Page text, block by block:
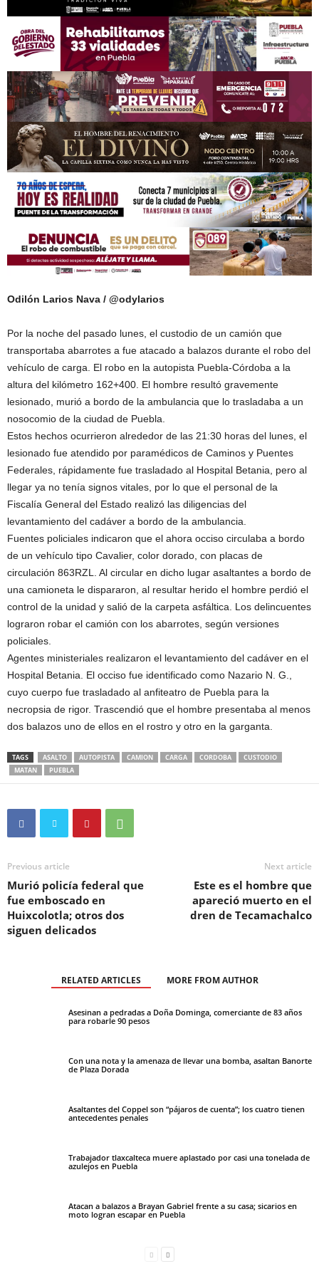
Odilón Larios Nava / @odylarios
Por la noche del pasado lunes, el custodio de un camión que
transportaba abarrotes a fue atacado a balazos durante el robo del
vehículo de carga. El robo en la autopista Puebla-Córdoba a la
altura del kilómetro 162+400. El hombre resultó gravemente
lesionado, murió a bordo de la ambulancia que lo trasladaba a un
nosocomio de la ciudad de Puebla.
Estos hechos ocurrieron alrededor de las 21:30 horas del lunes, el
lesionado fue atendido por paramédicos de Caminos y Puentes
Federales, rápidamente fue trasladado al Hospital Betania, pero al
llegar ya no tenía signos vitales, por lo que el personal de la
Fiscalía General del Estado realizó las diligencias del
levantamiento del cadáver a bordo de la ambulancia.
Fuentes policiales indicaron que el ahora occiso circulaba a bordo
de un vehículo tipo Cavalier, color dorado, con placas de
circulación 863RZL. Al circular en dicho lugar asaltantes a bordo de
una camioneta le dispararon, al resultar herido el hombre perdió el
control de la unidad y salió de la carpeta asfáltica. Los delincuentes
lograron robar el camión con los abarrotes, según versiones
policiales.
Agentes ministeriales realizaron el levantamiento del cadáver en el
Hospital Betania. El occiso fue identificado como Nazario N. G.,
cuyo cuerpo fue trasladado al anfiteatro de Puebla para la
necropsia de rigor. Trascendió que el hombre presentaba al menos
dos balazos uno de ellos en el rostro y otro en la garganta.
TAGS ASALTO AUTOPISTA CAMION CARGA CORDOBA
CUSTODIO
MATAN
PUEBLA
Previous article
Murió policía federal que
fue emboscado en
Huixcolotla; otros dos
siguen delicados
Next article
Este es el hombre que
apareció muerto en el
dren de Tecamachalco
RELATED ARTICLES MORE FROM AUTHOR
Asesinan a pedradas a Doña Dominga, comerciante de 83 años
para robarle 90 pesos
Con una nota y la amenaza de llevar una bomba, asaltan Banorte
de Plaza Dorada
Asaltantes del Coppel son “pájaros de cuenta”; los cuatro tienen
antecedentes penales
Trabajador tlaxcalteca muere aplastado por casi una tonelada de
azulejos en Puebla
Atacan a balazos a Brayan Gabriel frente a su casa; sicarios en
moto logran escapar en Puebla